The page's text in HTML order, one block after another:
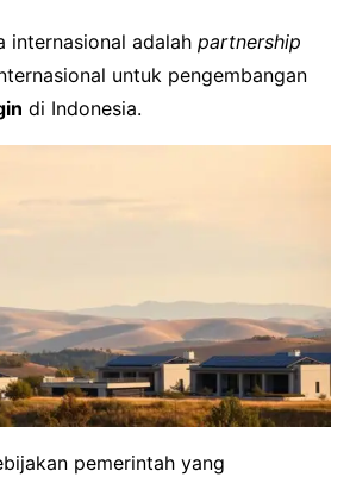
internasional adalah partnership
untuk pengembangan
di Indonesia.
pemerintah yang